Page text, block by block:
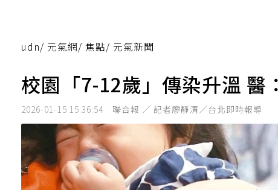
udn/ 元氣網/ 焦點/ 元氣新聞
校園「7-12歲」傳染升溫
2026-01-15 15:36:54 聯合報 ／ 記者廖靜清／台北即時報導